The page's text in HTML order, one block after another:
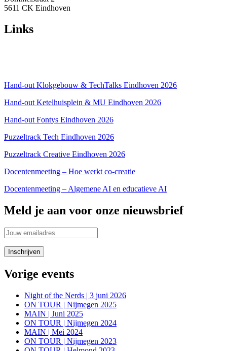
5611 CK Eindhoven
Links
Hand-out Klokgebouw & TechTalks Eindhoven 2026
Hand-out Ketelhuisplein & MU Eindhoven 2026
Hand-out Fontys Eindhoven 2026
Puzzeltrack Tech Eindhoven 2026
Puzzeltrack Creative Eindhoven 2026
Docentenmeeting – Hoe werkt co-creatie
Docentenmeeting – Algemene AI en educatieve AI
Meld je aan voor onze nieuwsbrief
Vorige events
Night of the Nerds | 3 juni 2026
ON TOUR | Nijmegen 2025
MAIN | Juni 2025
ON TOUR | Nijmegen 2024
MAIN | Mei 2024
ON TOUR | Nijmegen 2023